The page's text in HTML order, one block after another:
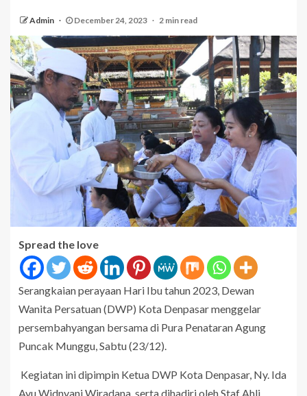
Admin December 24, 2023 2 min read
Spread the love
Serangkaian perayaan Hari Ibu tahun 2023, Dewan
Wanita Persatuan (DWP) Kota Denpasar menggelar
persembahyangan bersama di Pura Penataran Agung
Puncak Munggu, Sabtu (23/12).
Kegiatan ini dipimpin Ketua DWP Kota Denpasar, Ny. Ida
Ayu Widnyani Wiradana, serta dihadiri oleh Staf Ahli